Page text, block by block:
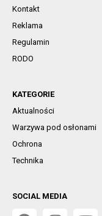
Kontakt
Reklama
Regulamin
RODO
KATEGORIE
Aktualności
Warzywa pod osłonami
Ochrona
Technika
SOCIAL MEDIA